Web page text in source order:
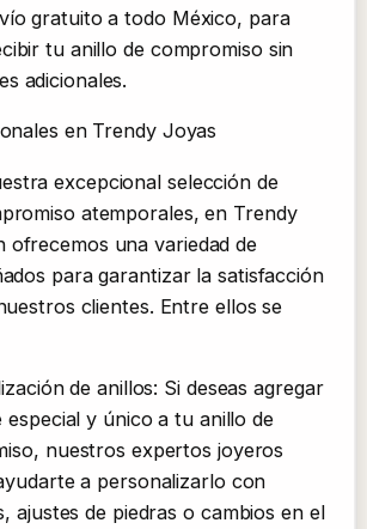
gratuito a todo México, para
tu anillo de compromiso sin
adicionales.
en Trendy Joyas
excepcional selección de
atemporales, en Trendy
ofrecemos una variedad de
para garantizar la satisfacción
clientes. Entre ellos se
de anillos: Si deseas agregar
especial y único a tu anillo de
nuestros expertos joyeros
a personalizarlo con
ajustes de piedras o cambios en el